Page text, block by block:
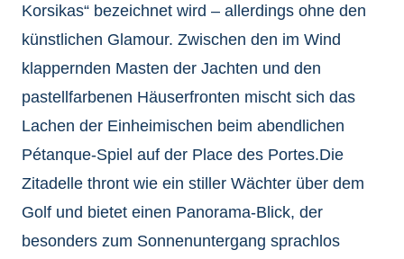
Korsikas“ bezeichnet wird – allerdings ohne den
künstlichen Glamour. Zwischen den im Wind
klappernden Masten der Jachten und den
pastellfarbenen Häuserfronten mischt sich das
Lachen der Einheimischen beim abendlichen
Pétanque-Spiel auf der Place des Portes.Die
Zitadelle thront wie ein stiller Wächter über dem
Golf und bietet einen Panorama-Blick, der
besonders zum Sonnenuntergang sprachlos